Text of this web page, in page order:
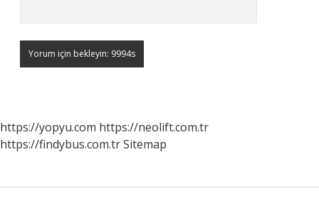
https://yopyu.com https://neolift.com.tr
https://findybus.com.trSitemap